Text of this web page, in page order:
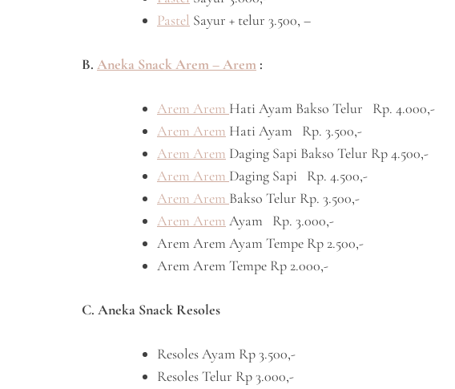
Pastel Sayur + telur 3.500, –
B. Aneka Snack Arem – Arem :
Arem Arem Hati Ayam Bakso Telur Rp. 4.000,-
Arem Arem Hati Ayam Rp. 3.500,-
Arem Arem Daging Sapi Bakso Telur Rp 4.500,-
Arem Arem Daging Sapi Rp. 4.500,-
Arem Arem Bakso Telur Rp. 3.500,-
Arem Arem Ayam Rp. 3.000,-
Arem Arem Ayam Tempe Rp 2.500,-
Arem Arem Tempe Rp 2.000,-
C. Aneka Snack Resoles
Resoles Ayam Rp 3.500,-
Resoles Telur Rp 3.000,-